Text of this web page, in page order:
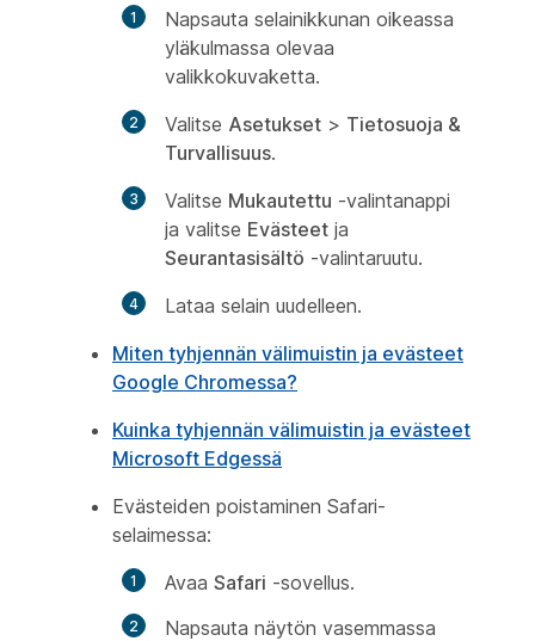
Napsauta selainikkunan oikeassa
yläkulmassa olevaa
valikkokuvaketta.
Valitse Asetukset > Tietosuoja &
Turvallisuus.
Valitse Mukautettu -valintanappi
ja valitse Evästeet ja
Seurantasisältö -valintaruutu.
Lataa selain uudelleen.
Miten tyhjennän välimuistin ja evästeet
Google Chromessa?
Kuinka tyhjennän välimuistin ja evästeet
Microsoft Edgessä
Evästeiden poistaminen Safari-
selaimessa:
Avaa Safari -sovellus.
Napsauta näytön vasemmassa